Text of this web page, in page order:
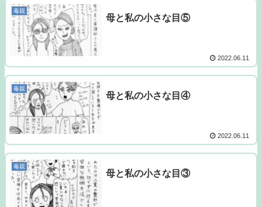
毒親
母と私の小さな目⑤
2022.06.11
毒親
母と私の小さな目④
2022.06.11
毒親
母と私の小さな目③